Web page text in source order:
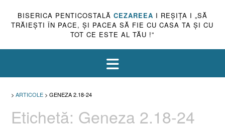
BISERICA PENTICOSTALĂ CEZAREEA I REŞIŢA I „SĂ
TRĂIEŞTI ÎN PACE, ŞI PACEA SĂ FIE CU CASA TA ŞI CU
TOT CE ESTE AL TĂU !”
> ARTICOLE > GENEZA 2.18-24
Etichetă: Geneza 2.18-24